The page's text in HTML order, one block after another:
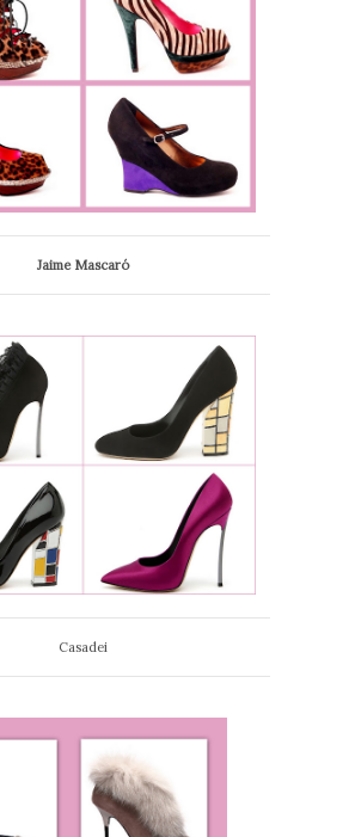
Jaime Mascaró
Casadei